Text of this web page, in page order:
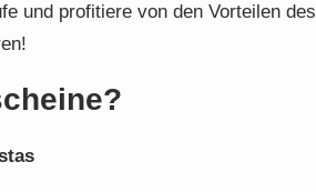
und profitiere von den Vorteilen des